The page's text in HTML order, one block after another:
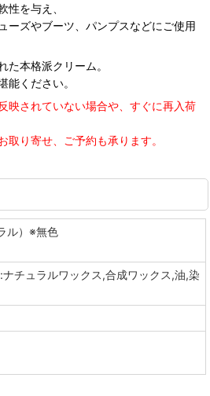
性を与え、
ーズやブーツ、パンプスなどにご使用
た本格派クリーム。
能ください。
映されていない場合や、すぐに再入荷
取り寄せ、ご予約も承ります。
ル）※無色
チュラルワックス,合成ワックス,油,染